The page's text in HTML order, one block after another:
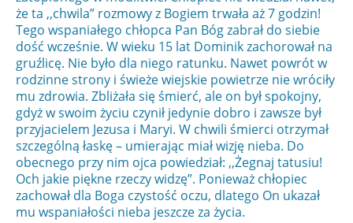
że ta ,,chwila” rozmowy z Bogiem trwała aż 7 godzin!
Tego wspaniałego chłopca Pan Bóg zabrał do siebie
dość wcześnie. W wieku 15 lat Dominik zachorował na
gruźlicę. Nie było dla niego ratunku. Nawet powrót w
rodzinne strony i świeże wiejskie powietrze nie wróciły
mu zdrowia. Zbliżała się śmierć, ale on był spokojny,
gdyż w swoim życiu czynił jedynie dobro i zawsze był
przyjacielem Jezusa i Maryi. W chwili śmierci otrzymał
szczególną łaskę – umierając miał wizję nieba. Do
obecnego przy nim ojca powiedział: ,,Żegnaj tatusiu!
Och jakie piękne rzeczy widzę”. Ponieważ chłopiec
zachował dla Boga czystość oczu, dlatego On ukazał
mu wspaniałości nieba jeszcze za życia.